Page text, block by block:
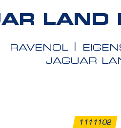
LAND
RAVENOL
JAGUAR
1111102